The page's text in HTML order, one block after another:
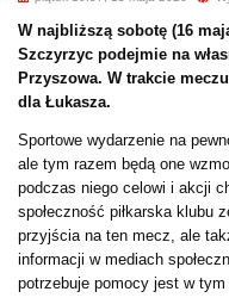
W najbliższą sobotę (16
Szczyrzyc podejmie na
Przyszowa. W trakcie
dla Łukasza.
Sportowe wydarzenie na
ale tym razem będą one
podczas niego celowi i akcji
społeczność piłkarska klubu
przyjścia na ten mecz, ale
informacji w mediach
potrzebuje pomocy jest w